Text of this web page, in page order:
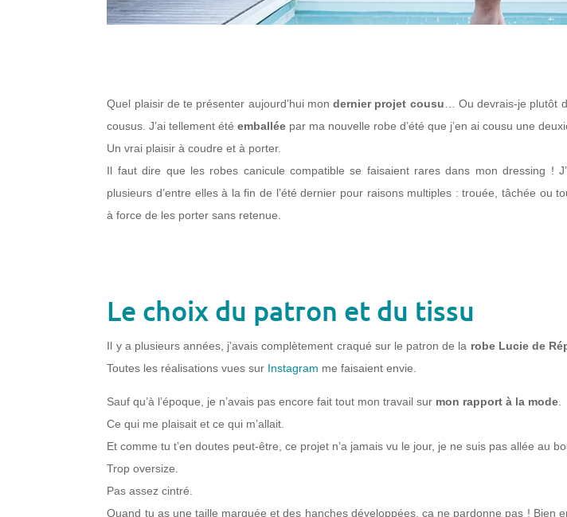
Quel plaisir de te présenter aujourd’hui mondernier projet cousu… Ou devrais-je plutôt
cousus. J’ai tellement étéemballée par ma nouvelle robe d’été que j’en ai cousu une
Un vrai plaisir à coudre et à porter.
Il faut dire que les robes canicule compatible se faisaient rares dans mon dressing !
plusieurs d’entre elles à la fin de l’été dernier pour raisons multiples : trouée, tâchée ou
à force de les porter sans retenue.
Le choix du patron et du tissu
Il y a plusieurs années, j’avais complètement craqué sur le patron de la robe Lucie de
Toutes les réalisations vues sur Instagram me faisaient envie.
Sauf qu’à l’époque, je n’avais pas encore fait tout mon travail sur mon rapport à la mode.
Ce qui me plaisait et ce qui m’allait.
Et comme tu t’en doutes peut-être, ce projet n’a jamais vu le jour, je ne suis pas allée au
Trop oversize.
Pas assez cintré.
Quand tu as une taille marquée et des hanches développées, ça ne pardonne pas ! Bien